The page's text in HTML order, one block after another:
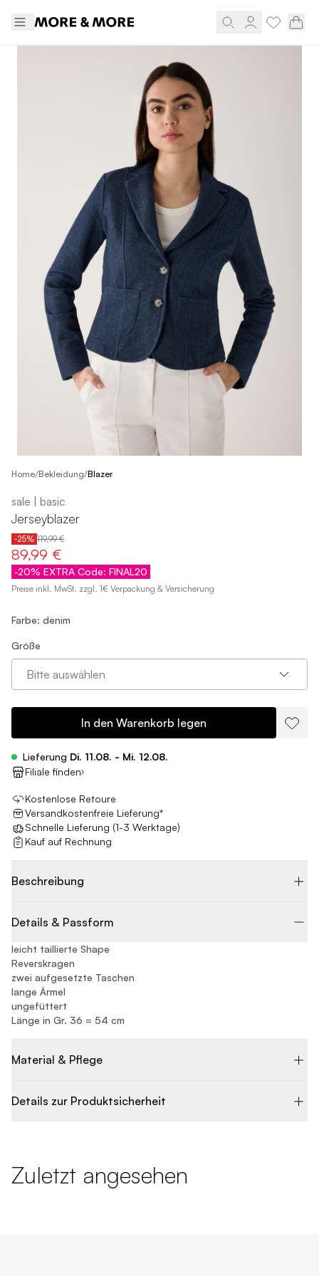
Home/Bekleidung/Blazer
sale | basic
Jerseyblazer
-25% 119,99 €
89,99 €
-20% EXTRA Code: FINAL20
Preise inkl. MwSt. zzgl. 1€ Verpackung & Versicherung
Farbe: denim
Größe
Bitte auswählen
In den Warenkorb legen
Lieferung Di. 11.08. - Mi. 12.08.
Filiale finden
Kostenlose Retoure
Versandkostenfreie Lieferung*
Schnelle Lieferung (1-3 Werktage)
Kauf auf Rechnung
Beschreibung
Details & Passform
leicht taillierte Shape
Reverskragen
zwei aufgesetzte Taschen
lange Ärmel
ungefüttert
Länge in Gr. 36 = 54 cm
Material & Pflege
Details zur Produktsicherheit
Zuletzt angesehen